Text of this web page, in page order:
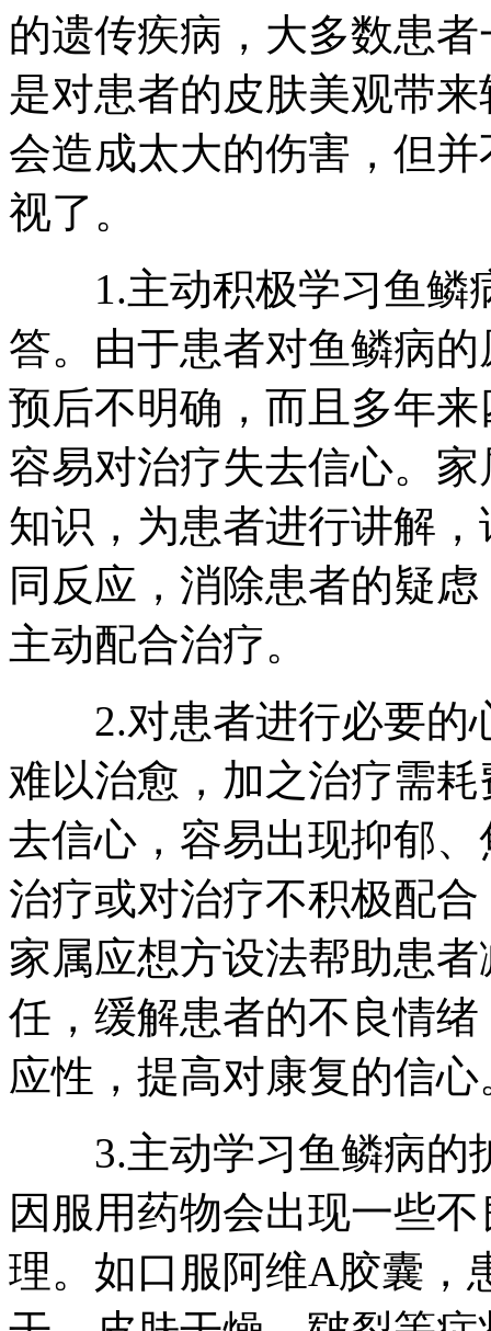
的遗传疾病，大多数患
是对患者的皮肤美观带
会造成太大的伤害，但
视了。
1.主动积极学习鱼鳞
答。由于患者对鱼鳞病
预后不明确，而且多年
容易对治疗失去信心。
知识，为患者进行讲解
同反应，消除患者的疑
主动配合治疗。
2.对患者进行必要的
难以治愈，加之治疗需
去信心，容易出现抑郁
治疗或对治疗不积极配
家属应想方设法帮助患
任，缓解患者的不良情
应性，提高对康复的信心
3.主动学习鱼鳞病的
因服用药物会出现一些
理。如口服阿维A胶囊，